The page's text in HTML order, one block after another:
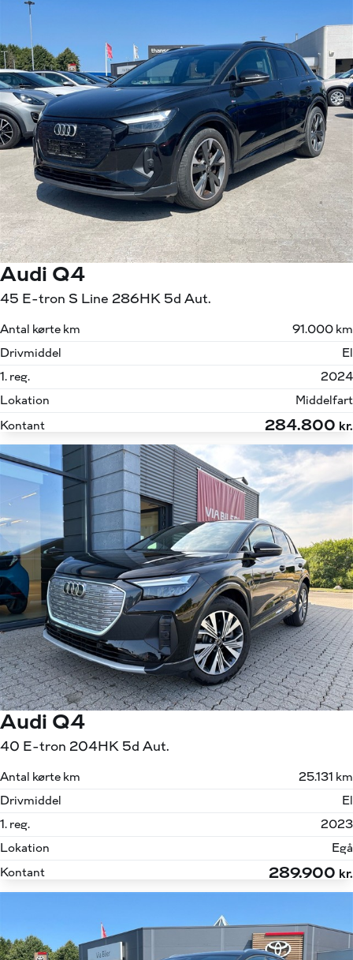
Audi Q4
45 E-tron S Line 286HK 5d Aut.
Antal kørte km
91.000 km
Drivmiddel
El
1. reg.
2024
Lokation
Middelfart
Kontant
284.800 kr.
Audi Q4
40 E-tron 204HK 5d Aut.
Antal kørte km
25.131 km
Drivmiddel
El
1. reg.
2023
Lokation
Egå
Kontant
289.900 kr.